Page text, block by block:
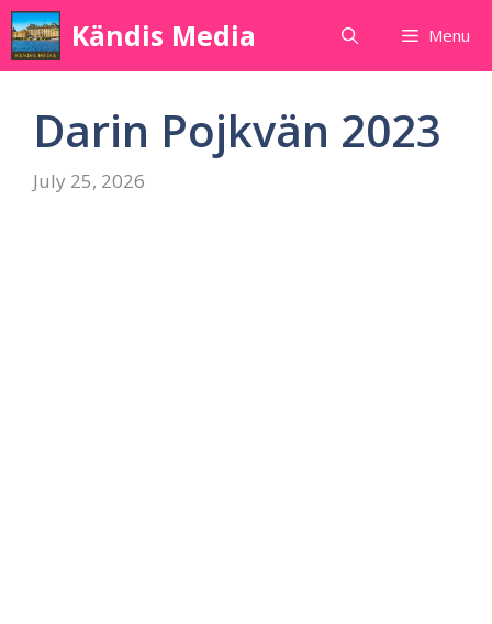
Skip
to
content
Kändis Media Menu
Darin Pojkvän 2023
July 25, 2026